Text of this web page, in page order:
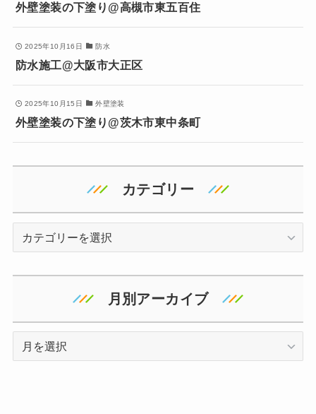
外壁塗装の下塗り@高槻市東五百住
2025年10月16日 防水
防水施工@大阪市大正区
2025年10月15日 外壁塗装
外壁塗装の下塗り@茨木市東中条町
カテゴリー
月別アーカイブ